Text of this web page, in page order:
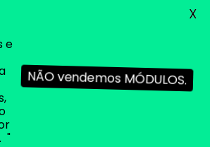
e
"
NÃO vendemos MÓDULOS.
X